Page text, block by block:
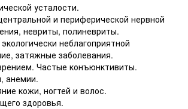
усталости.
и периферической нервной
невриты, полиневриты.
неблагоприятной
затяжные заболевания.
Частые конъюнктивиты.
анемии.
кожи, ногтей и волос.
здоровья.